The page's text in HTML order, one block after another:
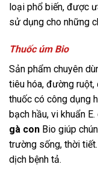
loại phổ biến, được
sử dụng cho những
Thuốc úm Bio
Sản phẩm chuyên
tiêu hóa, đường
thuốc có công dụng
bạch hầu, vi khuẩn
gà con Bio giúp
trường sống, thời
dịch bệnh tả.